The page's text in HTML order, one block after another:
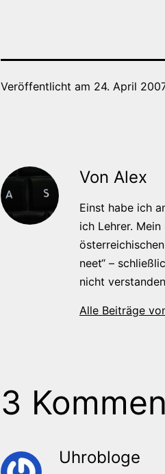
Veröffentlicht am 24. April
Von Alex
Einst habe ich
ich Lehrer.
neet“ –
nicht
Alle Beiträge
3
Uhrobloge